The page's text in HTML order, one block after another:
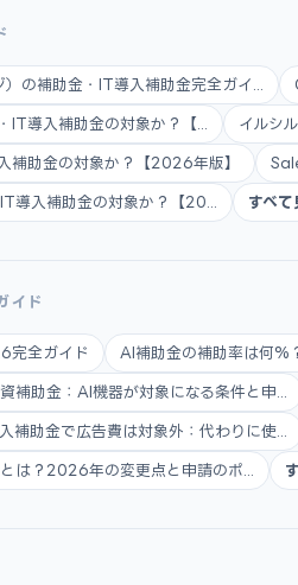
の補助金・IT導入補助金完全ガイ...
導入補助金の対象か？【... イルシ
補助金の対象か？【2026年版】
導入補助金の対象か？【20... すべ
イド
完全ガイド AI補助金の補助率は何%
補助金：AI機器が対象になる条件と申...
補助金で広告費は対象外：代わりに使...
は？2026年の変更点と申請のポ...